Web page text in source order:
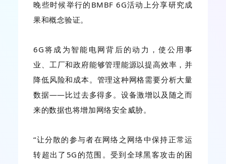
晚些时候举行的BMBF 6G活动上分享研究成
果和概念验证。
6G将成为智能电网背后的动力，使公用事
业、工厂和政府能够管理能源以提高效率，并
降低风险和成本。管理这种网格需要分析大量
数据——比过去多得多。设备激增以及随之而
来的数据也将增加网络安全威胁。
“让分散的参与者在网络之网络中保持正常运
转超出了5G的范围。受到全球黑客攻击的困